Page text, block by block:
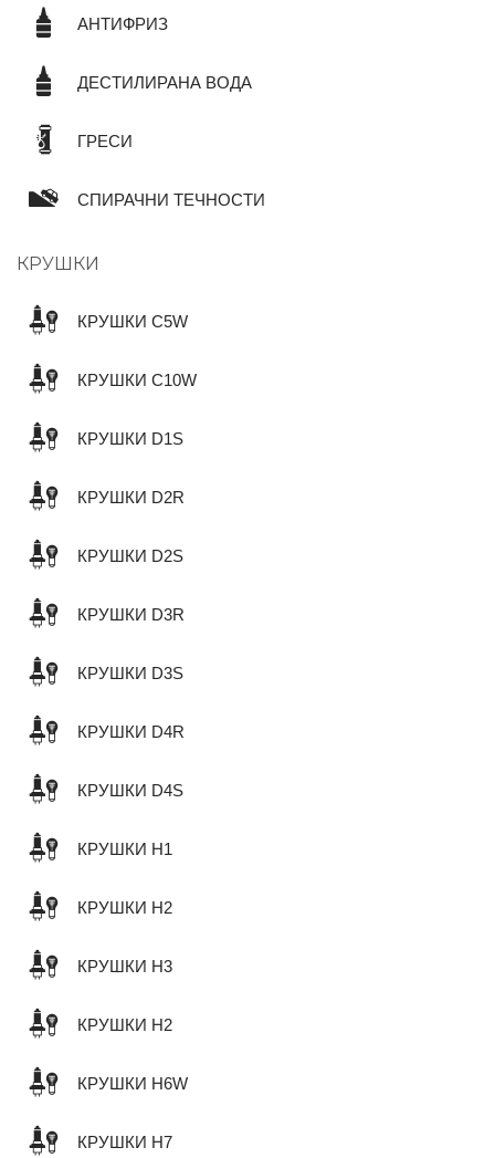
АНТИФРИЗ
ДЕСТИЛИРАНА ВОДА
ГРЕСИ
СПИРАЧНИ ТЕЧНОСТИ
КРУШКИ
КРУШКИ C5W
КРУШКИ C10W
КРУШКИ D1S
КРУШКИ D2R
КРУШКИ D2S
КРУШКИ D3R
КРУШКИ D3S
КРУШКИ D4R
КРУШКИ D4S
КРУШКИ H1
КРУШКИ H2
КРУШКИ H3
КРУШКИ H2
КРУШКИ H6W
КРУШКИ H7